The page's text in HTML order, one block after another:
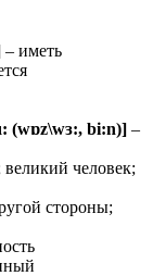
– иметь
(wɒz\wɜ:, bi:n)] –
человек;
стороны;